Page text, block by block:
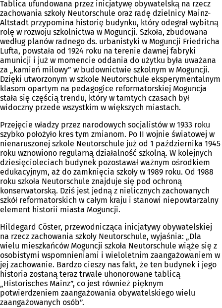
Tablica ufundowana przez inicjatywę obywatelską na rzecz
zachowania szkoły Neutorschule oraz radę dzielnicy Mainz-
Altstadt przypomina historię budynku, który odegrał wybitną
rolę w rozwoju szkolnictwa w Moguncji. Szkoła, zbudowana
według planów radnego ds. urbanistyki w Moguncji Friedricha
Lufta, powstała od 1924 roku na terenie dawnej fabryki
amunicji i już w momencie oddania do użytku była uważana
za „kamień milowy” w budownictwie szkolnym w Moguncji.
Dzięki utworzonym w szkole Neutorschule eksperymentalnym
klasom opartym na pedagogice reformatorskiej Moguncja
stała się częścią trendu, który w tamtych czasach był
widoczny przede wszystkim w większych miastach.
Przejęcie władzy przez narodowych socjalistów w 1933 roku
szybko położyło kres tym zmianom. Po II wojnie światowej w
nienaruszonej szkole Neutorschule już od 1 października 1945
roku wznowiono regularną działalność szkolną. W kolejnych
dziesięcioleciach budynek pozostawał ważnym ośrodkiem
edukacyjnym, aż do zamknięcia szkoły w 1989 roku. Od 1988
roku szkoła Neutorschule znajduje się pod ochroną
konserwatorską. Dziś jest jedną z nielicznych zachowanych
szkół reformatorskich w całym kraju i stanowi niepowtarzalny
element historii miasta Moguncji.
Hildegard Cöster, przewodnicząca inicjatywy obywatelskiej
na rzecz zachowania szkoły Neutorschule, wyjaśnia: „Dla
wielu mieszkańców Moguncji szkoła Neutorschule wiąże się z
osobistymi wspomnieniami i wieloletnim zaangażowaniem w
jej zachowanie. Bardzo cieszy nas fakt, że ten budynek i jego
historia zostaną teraz trwale uhonorowane tablicą
„Historisches Mainz”, co jest również pięknym
potwierdzeniem zaangażowania obywatelskiego wielu
zaangażowanych osób”.